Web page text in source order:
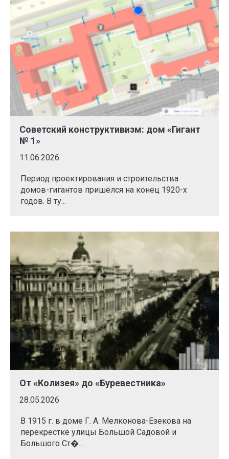
Советский конструктивизм: дом «Гигант
№ 1»
11.06.2026
Период проектирования и строительства
домов-гигантов пришёлся на конец 1920-х
годов. В ту...
От «Колизея» до «Буревестника»
28.05.2026
В 1915 г. в доме Г. А. Мелконова-Езекова на
перекрестке улицы Большой Садовой и
Большого Ст�...